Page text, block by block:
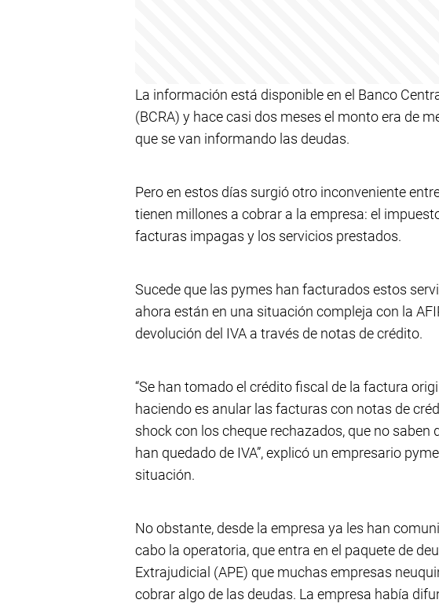
La información está disponible en el Banco
(BCRA) y hace casi dos meses el monto era de
que se van informando las deudas.
Pero en estos días surgió otro inconveniente
tienen millones a cobrar a la empresa: el
facturas impagas y los servicios prestados.
Sucede que las pymes han facturados estos
ahora están en una situación compleja con la
devolución del IVA a través de notas de crédito.
“Se han tomado el crédito fiscal de la factura
haciendo es anular las facturas con notas de
shock con los cheque rechazados, que no saben
han quedado de IVA”, explicó un empresario
situación.
No obstante, desde la empresa ya les han
cabo la operatoria, que entra en el paquete de
Extrajudicial (APE) que muchas empresas
cobrar algo de las deudas. La empresa había